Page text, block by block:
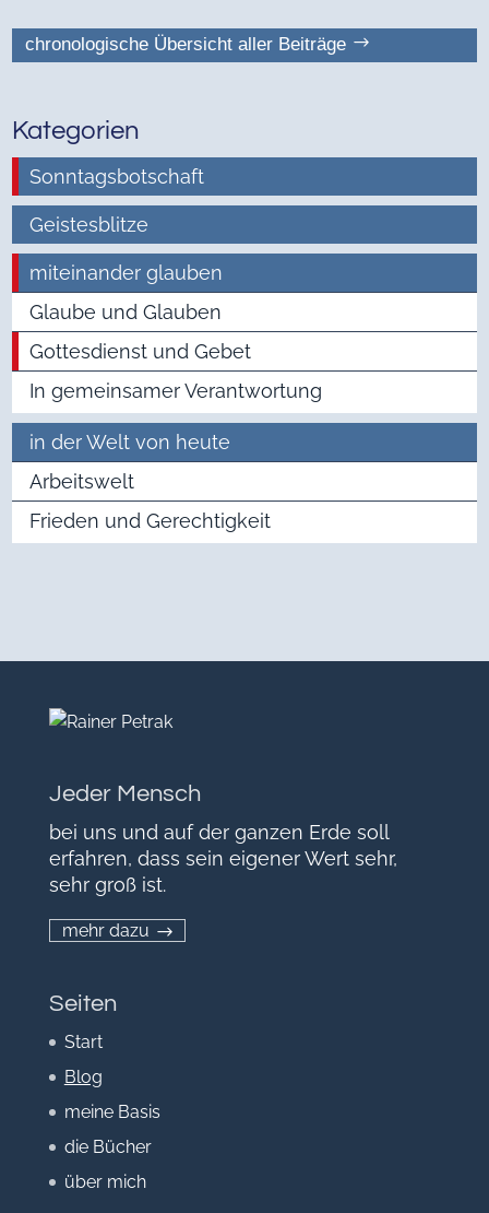
chronologische Übersicht aller Beiträge
Kategorien
Sonntagsbotschaft
Geistesblitze
miteinander glauben
Glaube und Glauben
Gottesdienst und Gebet
In gemeinsamer Verantwortung
in der Welt von heute
Arbeitswelt
Frieden und Gerechtigkeit
Jeder Mensch
bei uns und auf der ganzen Erde soll
erfahren, dass sein eigener Wert sehr,
sehr groß ist.
mehr dazu
Seiten
Start
Blog
meine Basis
die Bücher
über mich